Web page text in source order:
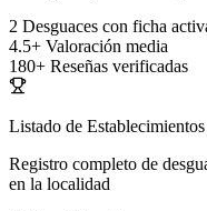
2 Desguaces con ficha
4.5+ Valoración media
180+ Reseñas verificadas
Listado de
Registro completo de
en la localidad